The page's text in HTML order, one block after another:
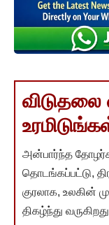
விடுதலை
அன்பார்ந்த
தொடங்கப்பட்டு,
குரலாக, உலகின்
திகழ்ந்து